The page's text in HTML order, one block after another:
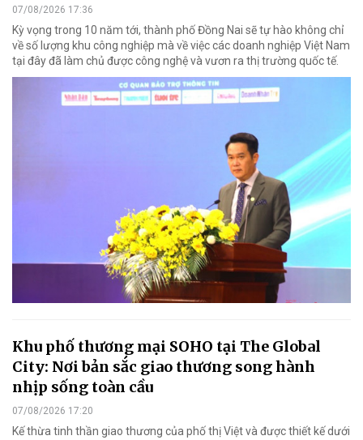
07/08/2026 17:36
Kỳ vọng trong 10 năm tới, thành phố Đồng Nai sẽ tự hào không chỉ
về số lượng khu công nghiệp mà về việc các doanh nghiệp Việt Nam
tại đây đã làm chủ được công nghệ và vươn ra thị trường quốc tế.
Khu phố thương mại SOHO tại The Global
City: Nơi bản sắc giao thương song hành
nhịp sống toàn cầu
07/08/2026 17:20
Kế thừa tinh thần giao thương của phố thị Việt và được thiết kế dưới